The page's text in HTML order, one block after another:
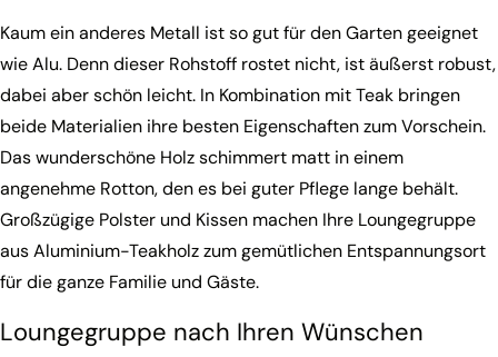
Kaum ein anderes Metall ist so gut für den Garten geeignet
wie Alu. Denn dieser Rohstoff rostet nicht, ist äußerst robust,
dabei aber schön leicht. In Kombination mit Teak bringen
beide Materialien ihre besten Eigenschaften zum Vorschein.
Das wunderschöne Holz schimmert matt in einem
angenehme Rotton, den es bei guter Pflege lange behält.
Großzügige Polster und Kissen machen Ihre Loungegruppe
aus Aluminium-Teakholz zum gemütlichen Entspannungsort
für die ganze Familie und Gäste.
Loungegruppe nach Ihren Wünschen